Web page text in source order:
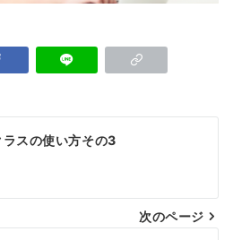
スの使い方その3
次のページ